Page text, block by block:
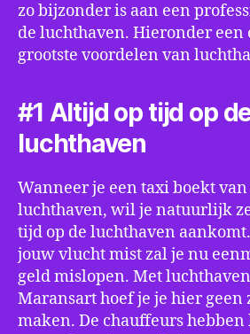
zo bijzonder is aan een
de luchthaven. Hieronder een
grootste voordelen van
#1 Altijd op tijd op
luchthaven
Wanneer je een taxi boekt
luchthaven, wil je natuurlijk
tijd op de luchthaven
jouw vlucht mist zal je nu
geld mislopen. Met
Maransart hoef je je hier geen
maken. De chauffeurs hebben